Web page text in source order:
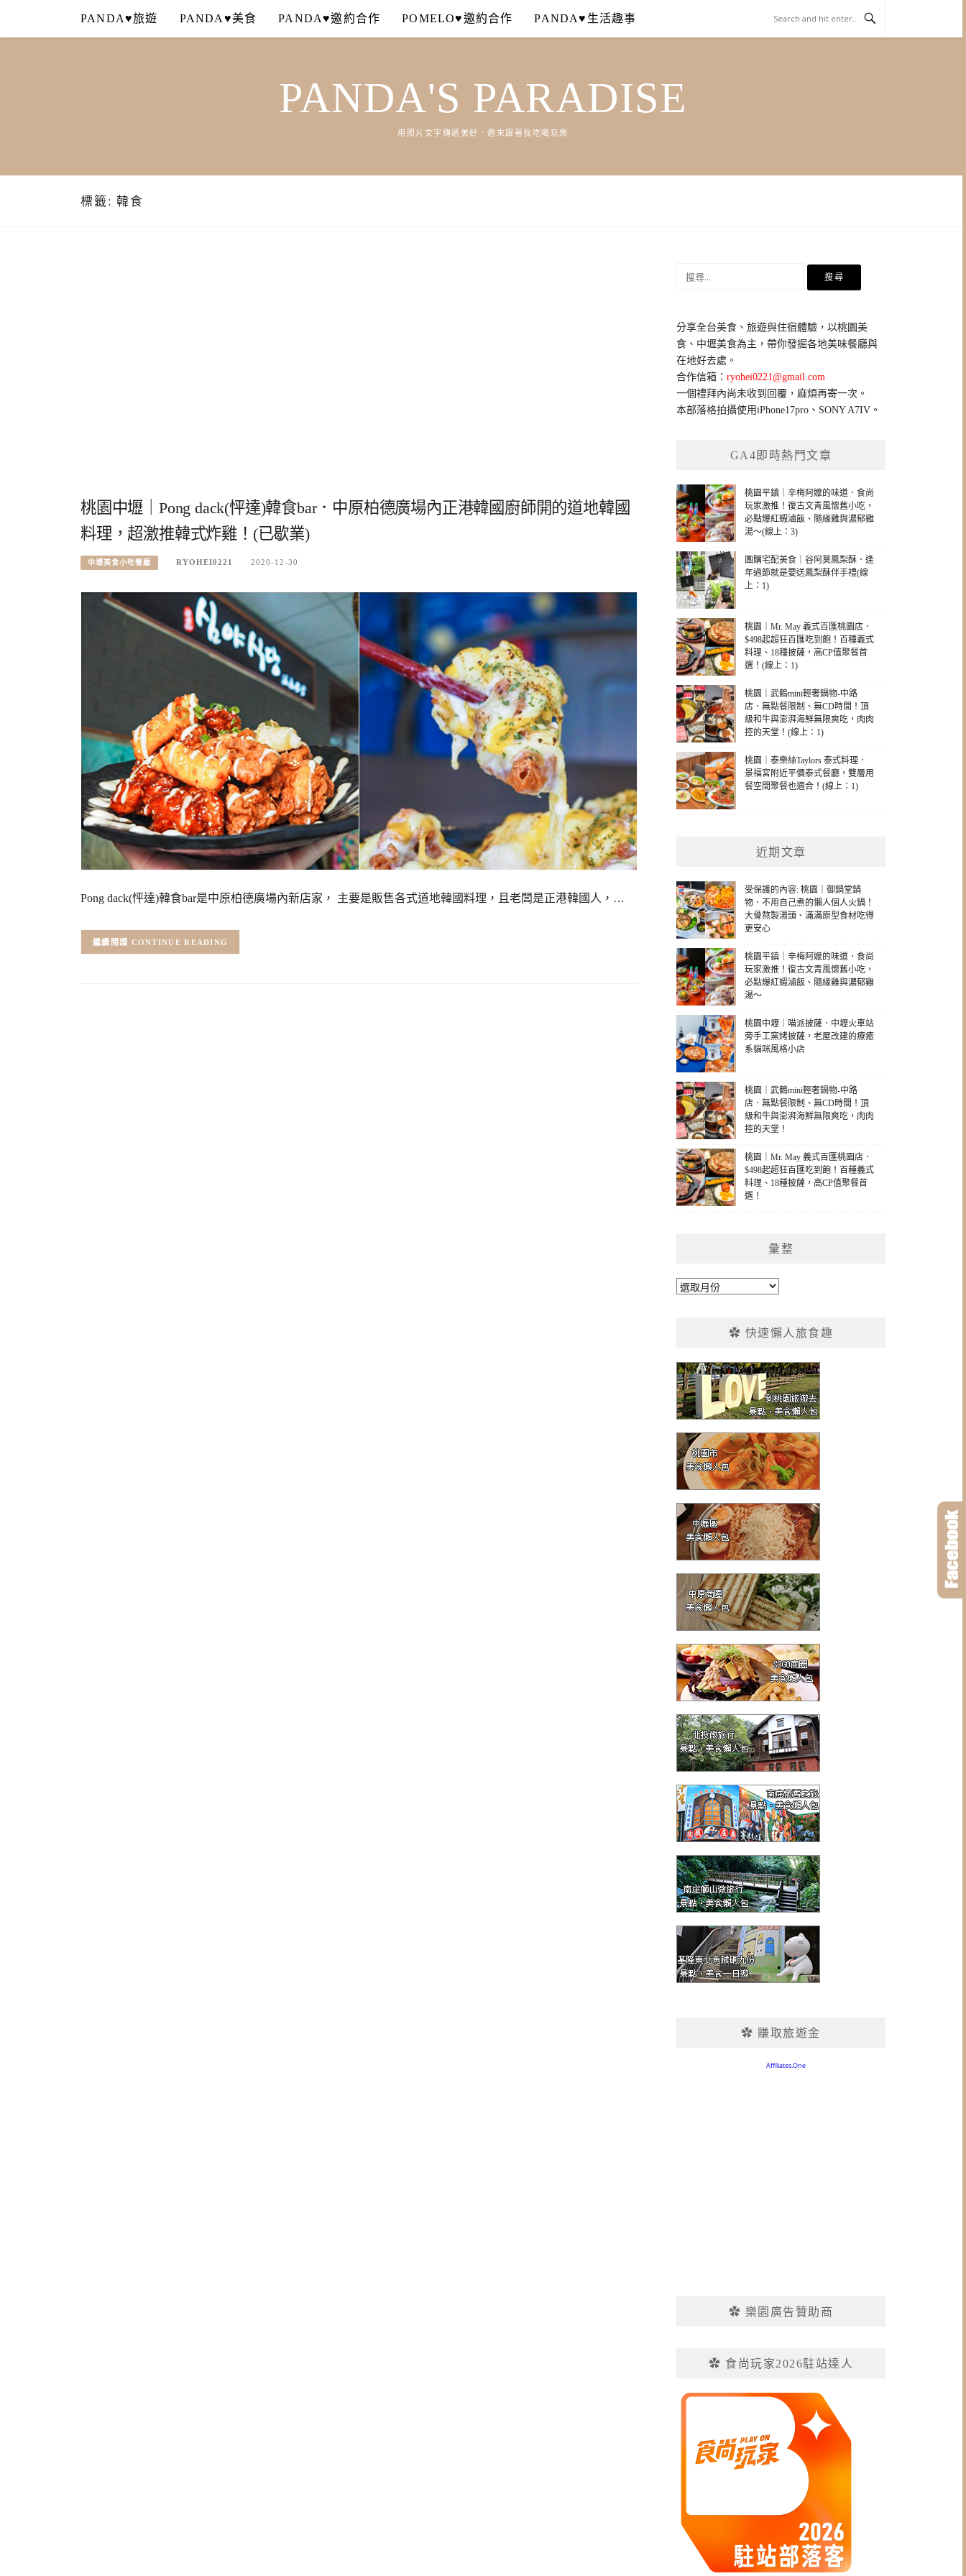
content
PANDA♥旅遊 PANDA♥美食 PANDA♥邀約合作 POMELO♥邀約合作 PANDA♥生活趣事
PANDA'S PARADISE
用照片文字傳遞美好．週末跟著我吃喝玩樂
標籤: 韓食
桃園中壢｜Pong dack(怦達)韓食bar．中原柏德廣場內正港韓國廚師開的道地韓國
料理，超激推韓式炸雞！(已歇業)
中壢美食小吃餐廳 RYOHEI0221 2020-12-30
Pong dack(怦達)韓食bar是中原柏德廣場內新店家， 主要是販售各式道地韓國料理，且老闆是正港韓國人，…
CONTINUE READING
鍵
字:
分享全台美食、旅遊與住宿體驗，以桃園美
食、中壢美食為主，帶你發掘各地美味餐廳與
在地好去處。
合作信箱：ryohei0221@gmail.com
一個禮拜內尚未收到回覆，麻煩再寄一次。
本部落格拍攝使用iPhone17pro、SONY A7IV。
GA4即時熱門文章
桃園平鎮｜辛梅阿嬤的味道．食尚
玩家激推！復古文青風懷舊小吃，
必點爆紅蝦滷飯、隨緣雞與濃郁雞
湯～(線上：3)
團購宅配美食｜谷阿莫鳳梨酥．逢
年過節就是要送鳳梨酥伴手禮(線
上：1)
桃園｜Mr. May 義式百匯桃園店．
$498起超狂百匯吃到飽！百種義式
料理、18種披薩，高CP值聚餐首
選！(線上：1)
桃園｜武鶴mini輕奢鍋物-中路
店．無點餐限制、無CD時間！頂
級和牛與澎湃海鮮無限爽吃，肉肉
控的天堂！(線上：1)
桃園｜泰樂絲Taylors 泰式料理．
景福宮附近平價泰式餐廳，雙層用
餐空間聚餐也適合！(線上：1)
近期文章
受保護的內容: 桃園｜御鍋堂鍋
物．不用自己煮的懶人個人火鍋！
大骨熬製湯頭、滿滿原型食材吃得
更安心
桃園平鎮｜辛梅阿嬤的味道．食尚
玩家激推！復古文青風懷舊小吃，
必點爆紅蝦滷飯、隨緣雞與濃郁雞
湯～
桃園中壢｜喵派披薩．中壢火車站
旁手工窯烤披薩，老屋改建的療癒
系貓咪風格小店
桃園｜武鶴mini輕奢鍋物-中路
店．無點餐限制、無CD時間！頂
級和牛與澎湃海鮮無限爽吃，肉肉
控的天堂！
桃園｜Mr. May 義式百匯桃園店．
$498起超狂百匯吃到飽！百種義式
料理、18種披薩，高CP值聚餐首
選！
彙整
彙
✿ 快速懶人旅食趣
✿ 賺取旅遊金
✿ 樂園廣告贊助商
✿ 食尚玩家2026駐站達人